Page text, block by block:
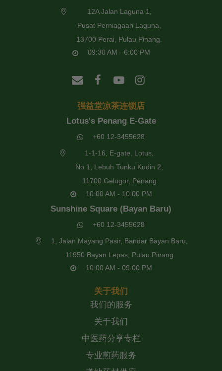
12A Jalan Laguna 1,
Pusat Perniagaan Laguna,
13700 Perai, Pulau Pinang.
09:30 AM - 6:00 PM
强益堂凉茶连锁店
Lotus's Penang E-Gate
+60 12-3455628
1-1-16, E-gate, Lotus,
No 1, Lebuh Tunku Kudin 2,
11700 Gelugor, Penang
10:00 AM - 10:00 PM
Sunshine Square (Bayan Baru)
+60 12-3455628
1, Jalan Mayang Pasir, Bandar Bayan Baru,
11950 Bayan Lepas, Pulau Pinang
10:00 AM - 09:00 PM
关于我们
我们的服务
关于我们
中医药分享专栏
专业煎药服务